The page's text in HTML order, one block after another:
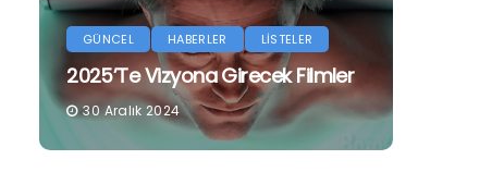
GÜNCEL HABERLER LİSTELER
2025’te Vizyona Girecek Filmler
30 Aralık 2024